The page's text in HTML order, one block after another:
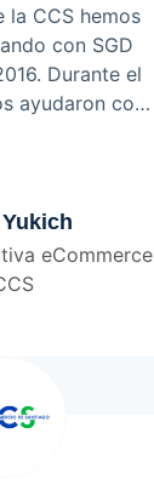
la CCS hemos
con SGD
Durante el
ayudaron con
importante
el rediseño
web principal
y gran
tuvieron
hacerse cargo
eCommerce